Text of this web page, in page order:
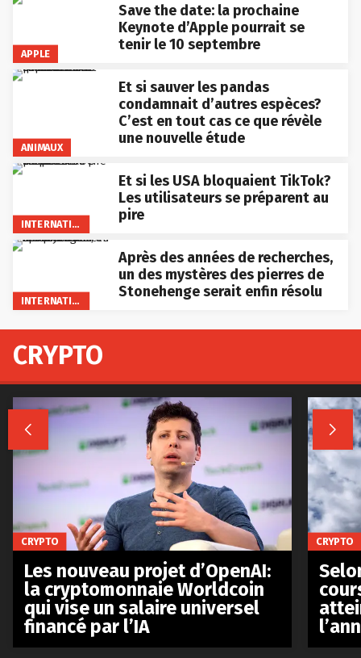
APPLE
Save the date: la prochaine
Keynote d’Apple pourrait se
tenir le 10 septembre
ANIMAUX
Et si sauver les pandas
condamnait d’autres espèces?
C’est en tout cas ce que révèle
une nouvelle étude
INTERNATIONAL
Et si les USA bloquaient TikTok?
Les utilisateurs se préparent au
pire
INTERNATIONAL
Après des années de recherches,
un des mystères des pierres de
Stonehenge serait enfin résolu
CRYPTO
 
CRYPTO
Les nouveau projet d’OpenAI:
la cryptomonnaie Worldcoin
qui vise un salaire universel
financé par l’IA
CRYPTO